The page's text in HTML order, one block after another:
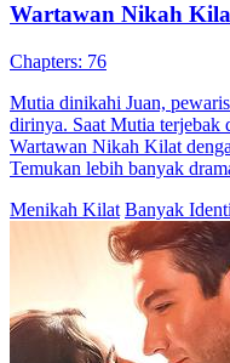
Wartawan Nikah
Chapters: 76
Mutia dinikahi Juan,
dirinya. Saat Mutia terjebak
Wartawan Nikah Kilat
Temukan lebih banyak
Menikah Kilat Banyak